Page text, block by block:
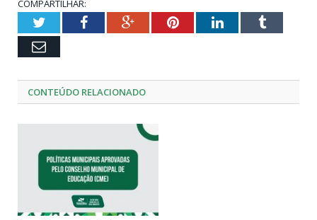
COMPARTILHAR:
TwitterFacebookGoogle+PinterestLinkedInTumblr
Email
CONTEÚDO RELACIONADO